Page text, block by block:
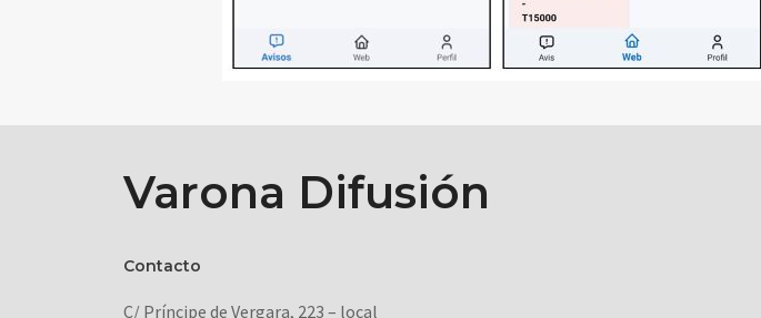
Varona Difusión
Contacto
C/ Príncipe de Vergara, 223 – local